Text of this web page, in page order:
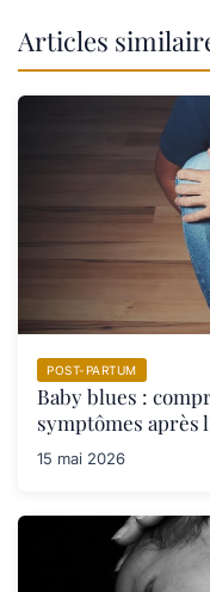
Articles
POST-PARTUM
Baby blues :
symptômes après
15 mai 2026